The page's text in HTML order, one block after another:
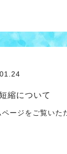
縮について
ページをご覧い